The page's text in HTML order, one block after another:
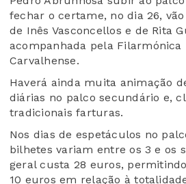
fechar o certame, no dia 26,
de Inês Vasconcellos e de Rita
acompanhada pela Filarmónica
Carvalhense.
Haverá ainda muita animação
diárias no palco secundário e,
tradicionais farturas.
Nos dias de espetáculos no
bilhetes variam entre os 3 e os
geral custa 28 euros,
10 euros em relação à